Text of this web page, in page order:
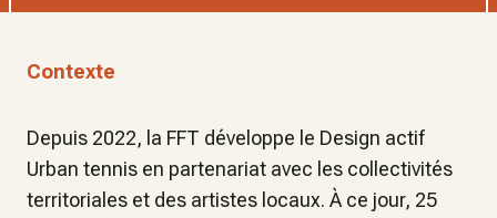
Contexte
Depuis 2022, la FFT développe le Design actif
Urban tennis en partenariat avec les collectivités
territoriales et des artistes locaux. À ce jour, 25